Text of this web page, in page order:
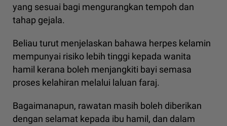
yang sesuai bagi mengurangkan tempoh dan
tahap gejala.
Beliau turut menjelaskan bahawa herpes kelamin
mempunyai risiko lebih tinggi kepada wanita
hamil kerana boleh menjangkiti bayi semasa
proses kelahiran melalui laluan faraj.
Bagaimanapun, rawatan masih boleh diberikan
dengan selamat kepada ibu hamil, dan dalam